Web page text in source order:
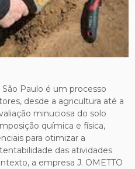
Paulo é um processo
desde a agricultura até a
minuciosa do solo
química e física,
para otimizar a
das atividades
a empresa J. OMETTO